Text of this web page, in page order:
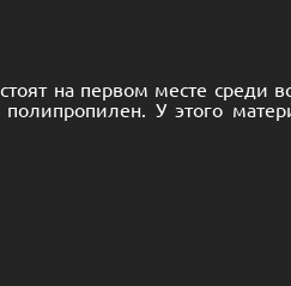
на первом месте среди
У этого